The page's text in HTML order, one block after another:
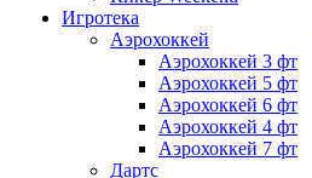
Игротека
Аэрохоккей
Аэрохоккей 3 фт
Аэрохоккей 5 фт
Аэрохоккей 6 фт
Аэрохоккей 4 фт
Аэрохоккей 7 фт
Дартс